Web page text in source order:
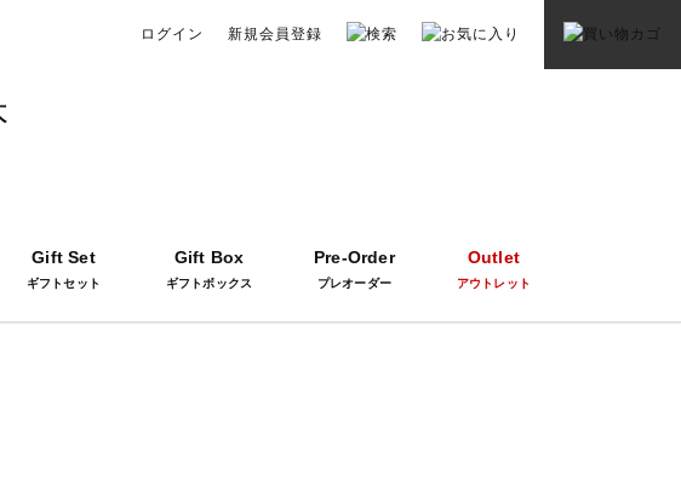
ログイン 新規会員登録
Gift Set
ギフトセット
Gift Box
ギフトボックス
Pre-Order
プレオーダー
Outlet
アウトレット